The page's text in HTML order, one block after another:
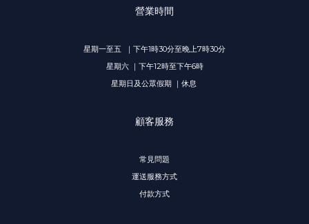
營業時間
星期一至五 ｜下午1時30分至晚上7時30分
星期六 ｜下午12時至下午6時
星期日及公眾假期 ｜休息
顧客服務
常見問題
運送服務方式
付款方式